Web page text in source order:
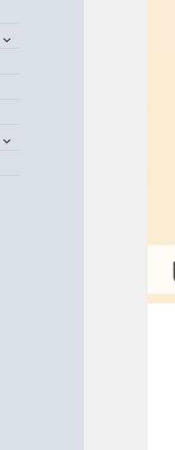
untermenü
untermenü